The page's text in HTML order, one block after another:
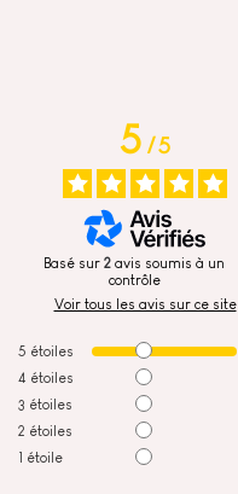
5/5
Basé sur 2 avis soumis à un
contrôle
Voir tous les avis sur ce site
5 étoiles
4 étoiles
3 étoiles
2 étoiles
1 étoile